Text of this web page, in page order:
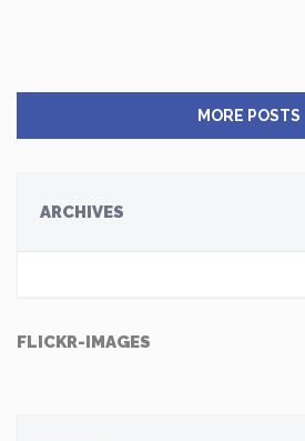
MORE POSTS
ARCHIVES
FLICKR-IMAGES